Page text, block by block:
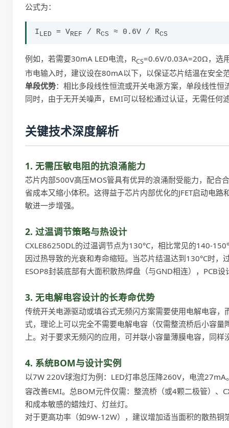
公式为：
I LED = VREF / RCS ≈ 0.6V / RCS
例如，若需要30mA LED电流，RCS=0.6V/0.03A=20Ω，选
市电输入时，建议设在80mA以下，以保证芯片结温在安全
单段优势：相比多段线性恒流或开关电源方案，单段线性
同时，由于无开关噪声，EMI可以轻松通过认证，无需任何
关键技术深度解析
1. 无需压敏电阻的抗浪涌能力
芯片内部500V高压MOS管具有优异的浪涌耐受能力，配合
省成本又缩小体积。这得益于芯片内部优化的JFET启动电
敏进一步增强。
2. 过温调节策略与热设计
CXLE86250DL的过温调节点为130°C，相比常见的140-
因过热导致的光衰和寿命缩短。当芯片结温达到130°C时
ESOP8封装底部有大面积散热焊盘（与GND相连），PCB
3. 无电解电容设计的长寿命优势
传统开关电源驱动或填谷式无频闪方案需要使用电解电容
式，理论上可以完全不需要电解电容（仅需整流桥后小容
上。对于要求无频闪的应用，可并联小容量薄膜电容，同样
4. 系统BOM与设计实例
以7W 220V球泡灯为例：LED灯串总压降260V，电流27mA
容改善EMI。总BOM元件仅需：整流桥（或4颗二极管）
和成本敏感的蜡烛灯、灯丝灯。
对于更高功率（如9W-12W），建议增加适当面积的散热